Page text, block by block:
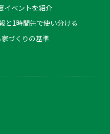
イベントを紹介
と1時間先で使い分ける
づくりの基準